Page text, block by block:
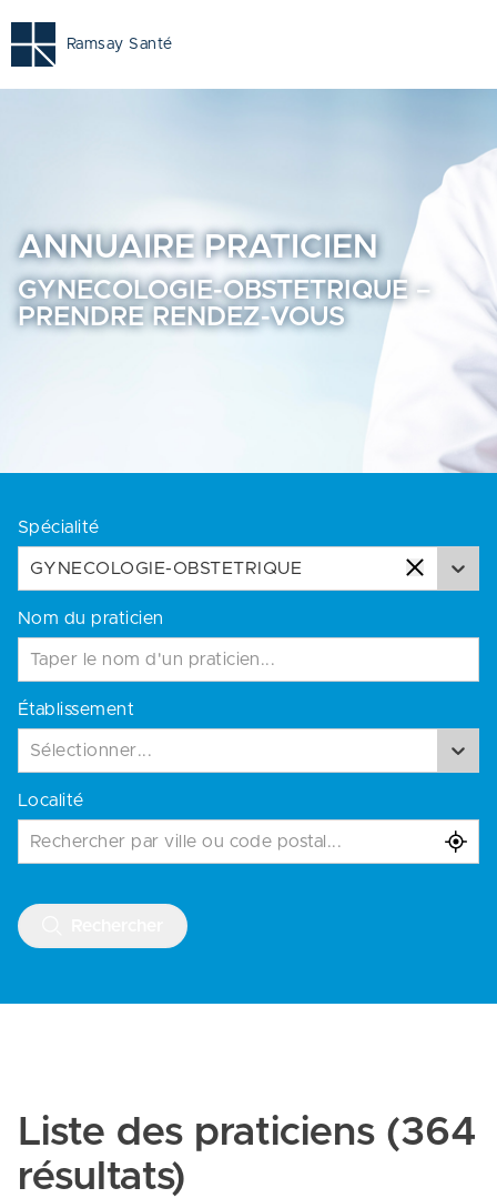
Ramsay Santé
ANNUAIRE PRATICIEN
GYNECOLOGIE-OBSTETRIQUE –
PRENDRE RENDEZ-VOUS
Spécialité
GYNECOLOGIE-OBSTETRIQUE
Nom du praticien
Établissement
Sélectionner...
Localité
Rechercher par ville ou code postal...
Liste des praticiens (364
résultats)